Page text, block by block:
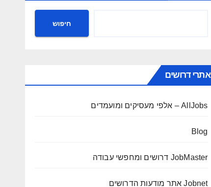
חיפוש
אתרי דרושים
AllJobs – אלפי מעסיקים ומועמדים
Blog
JobMaster דרושים ומחפשי עבודה
Jobnet אתר מודעות הדרושים